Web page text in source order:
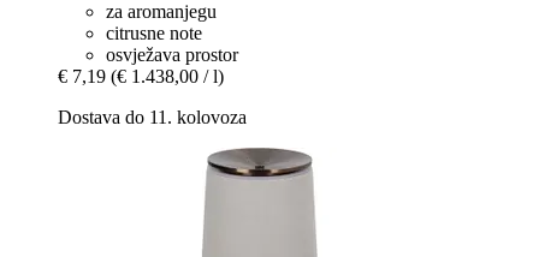
za aromanjegu
citrusne note
osvježava prostor
€ 7,19 (€ 1.438,00 / l)
Dostava do 11. kolovoza